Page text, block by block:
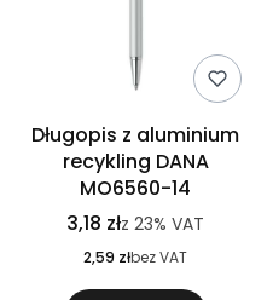
Długopis z aluminium
recykling DANA
MO6560-14
3,18 złz 23% VAT
2,59 złbez VAT